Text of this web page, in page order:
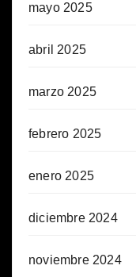
mayo 2025
abril 2025
marzo 2025
febrero 2025
enero 2025
diciembre 2024
noviembre 2024